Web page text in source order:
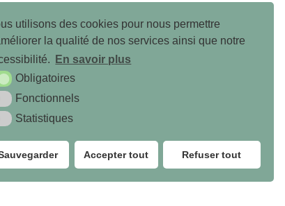
utilisons des cookies pour nous permettre
la qualité de nos services ainsi que notre
En savoir plus
Obligatoires
Fonctionnels
Statistiques
Accepter tout Refuser tout
au regard des justificatifs
les pièces à communiquer,
possible.
vous assure une assistance